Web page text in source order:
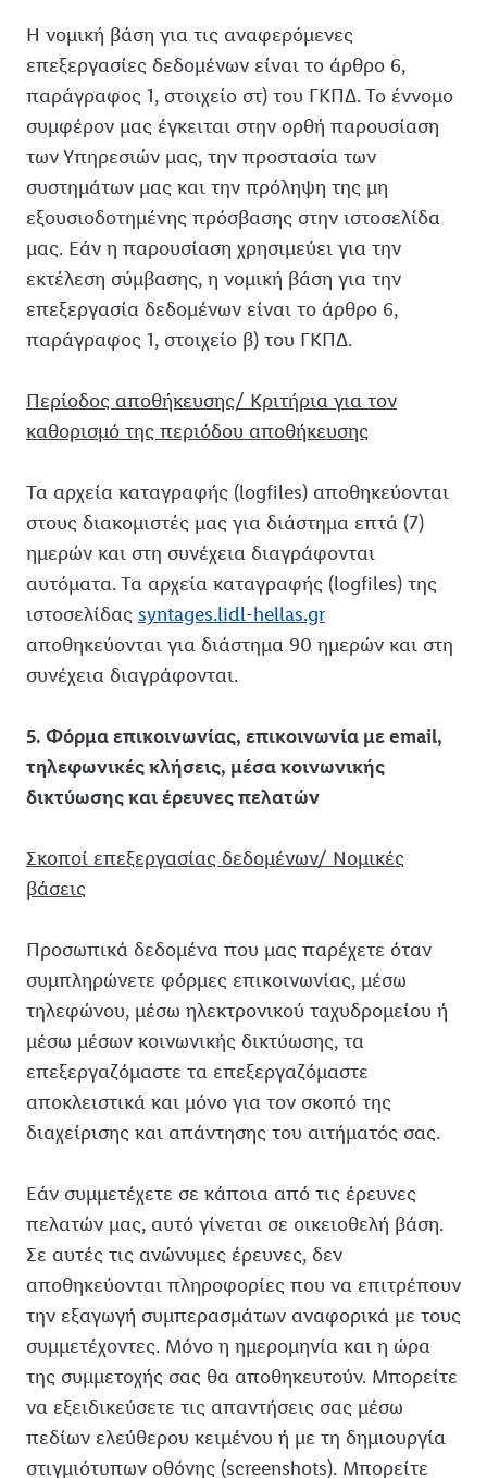
Η νομική βάση για τις αναφερόμενες
επεξεργασίες δεδομένων είναι το άρθρο 6,
παράγραφος 1, στοιχείο στ) του ΓΚΠΔ. Το έννομο
συμφέρον μας έγκειται στην ορθή παρουσίαση
των Υπηρεσιών μας, την προστασία των
συστημάτων μας και την πρόληψη της μη
εξουσιοδοτημένης πρόσβασης στην ιστοσελίδα
μας. Εάν η παρουσίαση χρησιμεύει για την
εκτέλεση σύμβασης, η νομική βάση για την
επεξεργασία δεδομένων είναι το άρθρο 6,
παράγραφος 1, στοιχείο β) του ΓΚΠΔ.
Περίοδος αποθήκευσης/ Κριτήρια για τον
καθορισμό της περιόδου αποθήκευσης
Τα αρχεία καταγραφής (logfiles) αποθηκεύονται
στους διακομιστές μας για διάστημα επτά (7)
ημερών και στη συνέχεια διαγράφονται
αυτόματα. Τα αρχεία καταγραφής (logfiles) της
ιστοσελίδας syntages.lidl-hellas.gr
αποθηκεύονται για διάστημα 90 ημερών και στη
συνέχεια διαγράφονται.
5. Φόρμα επικοινωνίας, επικοινωνία με email,
τηλεφωνικές κλήσεις, μέσα κοινωνικής
δικτύωσης και έρευνες πελατών
Σκοποί επεξεργασίας δεδομένων/ Νομικές
βάσεις
Προσωπικά δεδομένα που μας παρέχετε όταν
συμπληρώνετε φόρμες επικοινωνίας, μέσω
τηλεφώνου, μέσω ηλεκτρονικού ταχυδρομείου ή
μέσω μέσων κοινωνικής δικτύωσης, τα
επεξεργαζόμαστε τα επεξεργαζόμαστε
αποκλειστικά και μόνο για τον σκοπό της
διαχείρισης και απάντησης του αιτήματός σας.
Εάν συμμετέχετε σε κάποια από τις έρευνες
πελατών μας, αυτό γίνεται σε οικειοθελή βάση.
Σε αυτές τις ανώνυμες έρευνες, δεν
αποθηκεύονται πληροφορίες που να επιτρέπουν
την εξαγωγή συμπερασμάτων αναφορικά με τους
συμμετέχοντες. Μόνο η ημερομηνία και η ώρα
της συμμετοχής σας θα αποθηκευτούν. Μπορείτε
να εξειδικεύσετε τις απαντήσεις σας μέσω
πεδίων ελεύθερου κειμένου ή με τη δημιουργία
στιγμιότυπων οθόνης (screenshots). Μπορείτε